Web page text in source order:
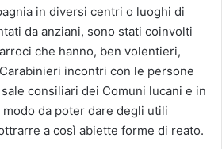
in diversi centri o luoghi di
da anziani, sono stati coinvolti
che hanno, ben volentieri,
incontri con le persone
consiliari dei Comuni lucani e in
da poter dare degli utili
a così abiette forme di reato.